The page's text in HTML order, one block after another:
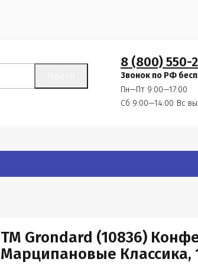
8 (800) 550-
Звонок по РФ
Пн—Пт 9:00—17:00
Сб 9:00—14:00 Вс
TM Grondard (10836)
Марципановые Классика,